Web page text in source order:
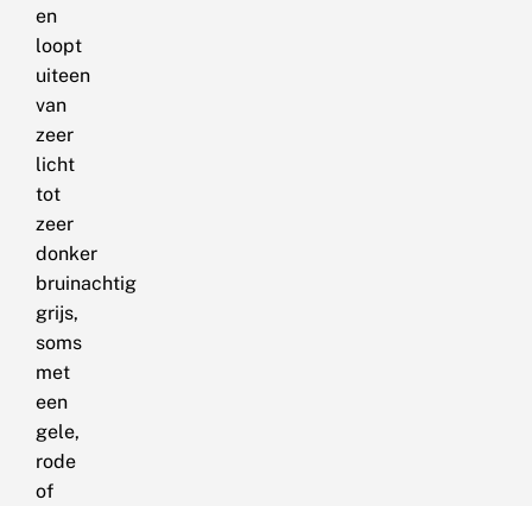
en
loopt
uiteen
van
zeer
licht
tot
zeer
donker
bruinachtig
grijs,
soms
met
een
gele,
rode
of